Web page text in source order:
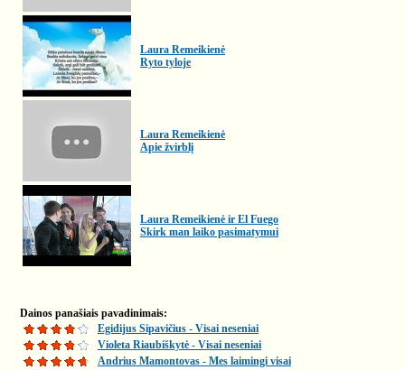
Laura Remeikienė
Ryto tyloje
Laura Remeikienė
Apie žvirblį
Laura Remeikienė ir El Fuego
Skirk man laiko pasimatymui
Dainos panašiais pavadinimais:
Egidijus Sipavičius - Visai neseniai
Violeta Riaubiškytė - Visai neseniai
Andrius Mamontovas - Mes laimingi visai